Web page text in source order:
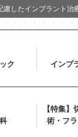
慮したインプラント治
ク
インプ
【特集
術・フ